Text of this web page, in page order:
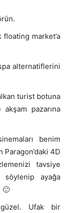
market’a
alternatiflerini
turist botuna
pazarına
benim
4D
tavsiye
ayağa
🙂
Ufak bir